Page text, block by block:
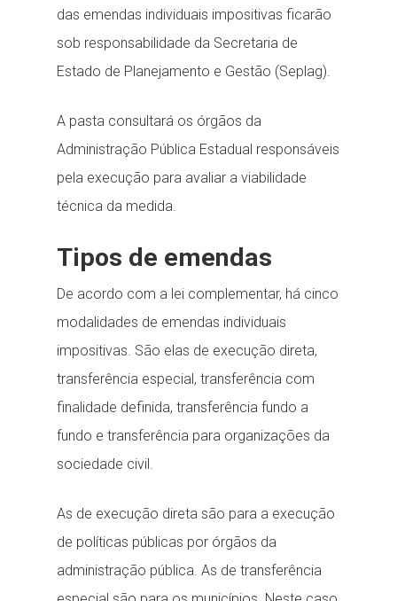
das emendas individuais impositivas ficarão
sob responsabilidade da Secretaria de
Estado de Planejamento e Gestão (Seplag).
A pasta consultará os órgãos da
Administração Pública Estadual responsáveis
pela execução para avaliar a viabilidade
técnica da medida.
Tipos de emendas
De acordo com a lei complementar, há cinco
modalidades de emendas individuais
impositivas. São elas de execução direta,
transferência especial, transferência com
finalidade definida, transferência fundo a
fundo e transferência para organizações da
sociedade civil.
As de execução direta são para a execução
de políticas públicas por órgãos da
administração pública. As de transferência